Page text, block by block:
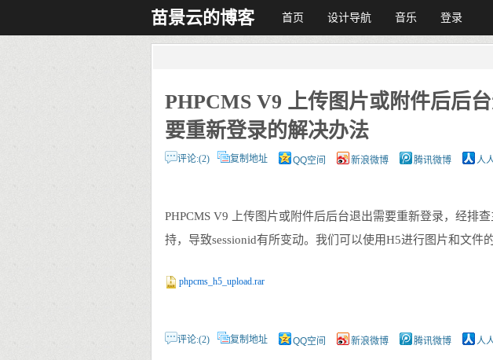
苗景云的博客 首页 设计导航 音乐 登录
PHPCMS V9 上传图片或附件后后
要重新登录的解决办法
评论:(2) 复制地址 QQ空间 新浪微博 腾讯微博 人
PHPCMS V9 上传图片或附件后后台退出需要重新登录，经排
持，导致sessionid有所变动。我们可以使用H5进行图片和文件的
phpcms_h5_upload.rar
评论:(2) 复制地址 QQ空间 新浪微博 腾讯微博 人